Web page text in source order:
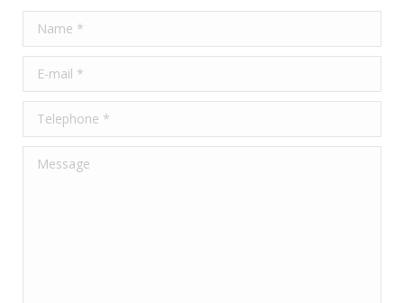
Name *
E-mail *
Telephone *
Message